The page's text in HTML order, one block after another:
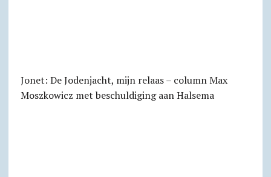
Jonet: De Jodenjacht, mijn relaas – column Max
Moszkowicz met beschuldiging aan Halsema